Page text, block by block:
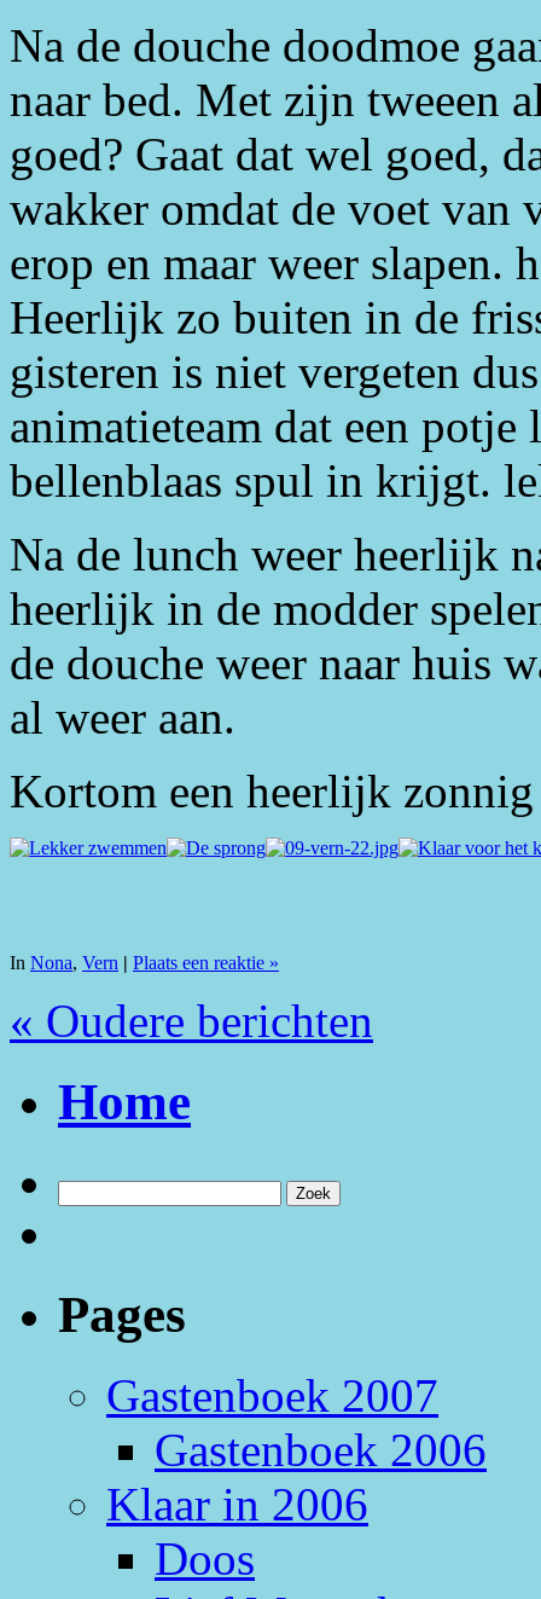
Na de douche doodmoe
naar bed. Met zijn tweeen
goed? Gaat dat wel goed,
wakker omdat de voet van
erop en maar weer slapen.
Heerlijk zo buiten in de
gisteren is niet vergeten
animatieteam dat een potje
bellenblaas spul in krijgt.
Na de lunch weer heerlijk
heerlijk in de modder
de douche weer naar huis
al weer aan.
Kortom een heerlijk
In Nona, Vern | Plaats een reaktie »
« Oudere berichten
Home
Pages
Gastenboek 2007
Gastenboek 2006
Klaar in 2006
Doos